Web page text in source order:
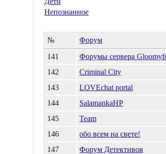
Непознанное
№ Форум
141
Форумы сервера
142
Criminal City
143
LOVEchat portal
144
SalamankaHP
145
Team
146
обо всем на свете!
147
Форум Детективов